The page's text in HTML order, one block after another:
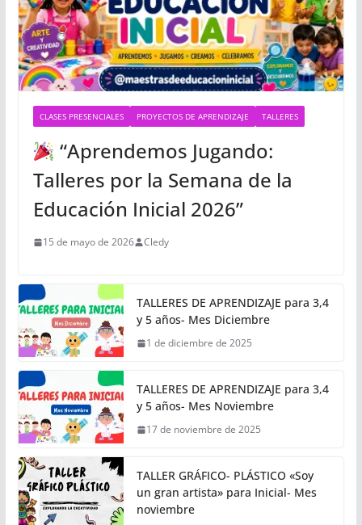
CLASES PRESENCIALES PROYECTOS DE APRENDIZAJE TALLERES
“Aprendemos Jugando:
Talleres por la Semana de la
Educación Inicial 2026”
15 de mayo de 2026 Cledy
TALLERES DE APRENDIZAJE para 3,4
y 5 años- Mes Diciembre
1 de diciembre de 2025
TALLERES DE APRENDIZAJE para 3,4
y 5 años- Mes Noviembre
17 de noviembre de 2025
TALLER GRÁFICO- PLÁSTICO «Soy
un gran artista» para Inicial- Mes
noviembre